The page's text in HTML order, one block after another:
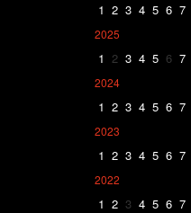
1 2 3 4 5 6 7
2025
1 2 3 4 5 6 7
2024
1 2 3 4 5 6 7
2023
1 2 3 4 5 6 7
2022
1 2 3 4 5 6 7